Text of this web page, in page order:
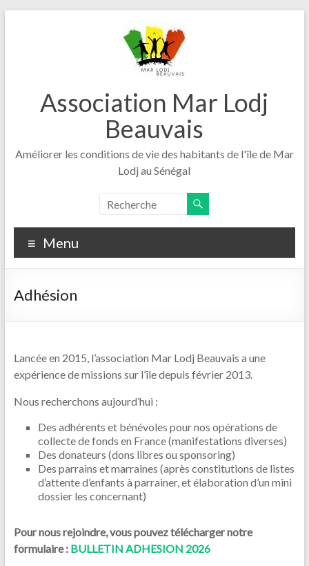
Association Mar Lodj
Beauvais
Améliorer les conditions de vie des habitants de l'île de Mar
Lodj au Sénégal
Menu
Adhésion
Lancée en 2015, l’association Mar Lodj Beauvais a une
expérience de missions sur l’île depuis février 2013.
Nous recherchons aujourd’hui :
Des adhérents et bénévoles pour nos opérations de
collecte de fonds en France (manifestations diverses)
Des donateurs (dons libres ou sponsoring)
Des parrains et marraines (après constitutions de listes
d’attente d’enfants à parrainer, et élaboration d’un mini
dossier les concernant)
Pour nous rejoindre, vous pouvez télécharger notre
formulaire : BULLETIN ADHESION 2026